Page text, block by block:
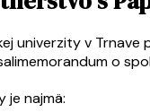
univerzity v Trnave
o
je najmä: